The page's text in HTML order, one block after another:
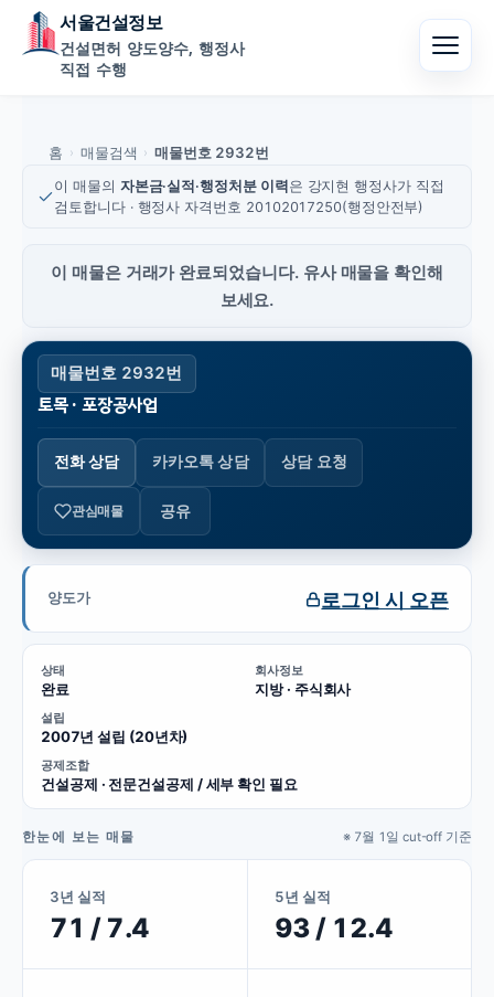
서울건설정보
건설면허 양도양수, 행정사
직접 수행
홈 › 매물검색 › 매물번호 2932번
이 매물의 자본금·실적·행정처분 이력 은 강지현 행정사가 직접
검토합니다 · 행정사 자격번호 20102017250(행정안전부)
이 매물은 거래가 완료되었습니다. 유사 매물을 확인해
보세요.
매물번호 2932번
토목 · 포장공사업
전화 상담 카카오톡 상담 상담 요청
관심매물 공유
양도가 로그인 시 오픈
상태
완료
회사정보
지방 · 주식회사
설립
2007년 설립 (20년차)
공제조합
건설공제 · 전문건설공제 / 세부 확인 필요
한눈에 보는 매물 ※ 7월 1일 cut-off 기준
3년 실적
71 / 7.4
5년 실적
93 / 12.4